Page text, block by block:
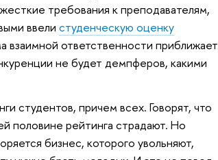
требования к преподавателям,
ввели студенческую оценку
взаимной ответственности приближает
не будет демпферов, какими
студентов, причем всех. Говорят, что
половине рейтинга страдают. Но
бизнес, которого увольняют,